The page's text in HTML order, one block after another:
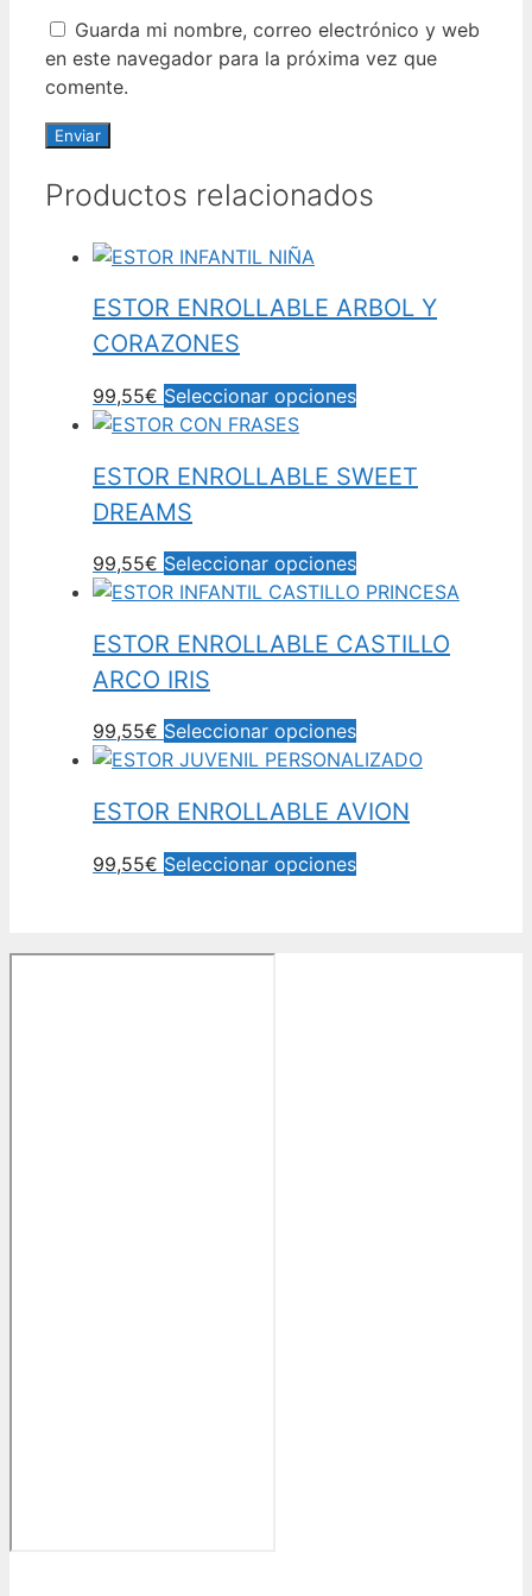
Guarda mi nombre, correo electrónico y web
en este navegador para la próxima vez que
comente.
Productos relacionados
ESTOR ENROLLABLE ARBOL Y
CORAZONES
99,55€ Seleccionar opciones
ESTOR ENROLLABLE SWEET
DREAMS
99,55€ Seleccionar opciones
ESTOR ENROLLABLE CASTILLO
ARCO IRIS
99,55€ Seleccionar opciones
ESTOR ENROLLABLE AVION
99,55€ Seleccionar opciones